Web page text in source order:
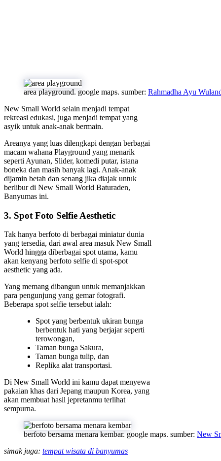
area playground. google maps. sumber: Rahmadha Ayu
New Small World selain menjadi tempat
rekreasi edukasi, juga menjadi tempat yang
asyik untuk anak-anak bermain.
Areanya yang luas dilengkapi dengan berbagai
macam wahana Playground yang menarik
seperti Ayunan, Slider, komedi putar, istana
boneka dan masih banyak lagi. Anak-anak
dijamin betah dan senang jika diajak untuk
berlibur di New Small World Baturaden,
Banyumas ini.
3. Spot Foto Selfie Aesthetic
Tak hanya berfoto di berbagai miniatur dunia
yang tersedia, dari awal area masuk New Small
World hingga diberbagai spot utama, kamu
akan kenyang berfoto selfie di spot-spot
aesthetic yang ada.
Yang memang dibangun untuk memanjakkan
para pengunjung yang gemar fotografi.
Beberapa spot selfie tersebut ialah:
Spot yang berbentuk ukiran bunga
berbentuk hati yang berjajar seperti
terowongan,
Taman bunga Sakura,
Taman bunga tulip, dan
Replika alat transportasi.
Di New Small World ini kamu dapat menyewa
pakaian khas dari Jepang maupun Korea, yang
akan membuat hasil jepretanmu terlihat
sempurna.
berfoto bersama menara kembar. google maps. sumber: New
simak juga: tempat wisata di banyumas